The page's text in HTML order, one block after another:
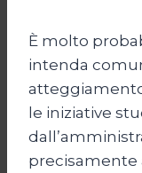
È molto
intenda
le iniziative
precisamente